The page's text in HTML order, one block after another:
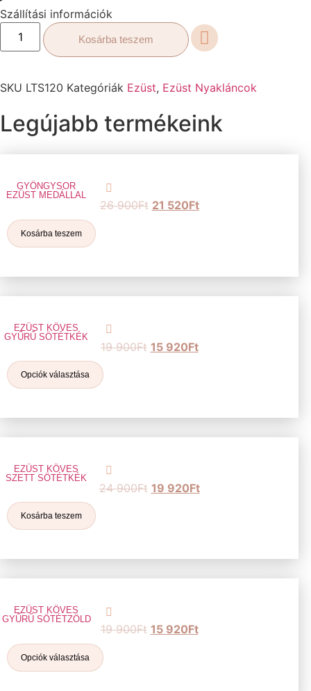
Szállítási információk
Kosárba teszem
SKU LTS120 Kategóriák Ezüst, Ezüst Nyakláncok
Legújabb termékeink
GYÖNGYSOR
EZÜST MEDÁLLAL
26 900Ft 21 520Ft
Kosárba teszem
EZÜST KÖVES
GYŰRŰ SÖTÉTKÉK
19 900Ft 15 920Ft
Opciók választása
EZÜST KÖVES
SZETT SÖTÉTKÉK
24 900Ft 19 920Ft
Kosárba teszem
EZÜST KÖVES
GYŰRŰ SÖTÉTZÖLD
19 900Ft 15 920Ft
Opciók választása